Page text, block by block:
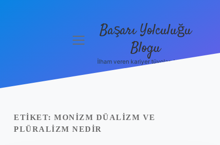
Yasal Uyarı
menüyüBaşarı Yolculuğu
Blogu
İlham veren kariyer tüyoları burada!
ETIKET: MONIZM DÜALIZM VE
PLÜRALIZM NEDIR